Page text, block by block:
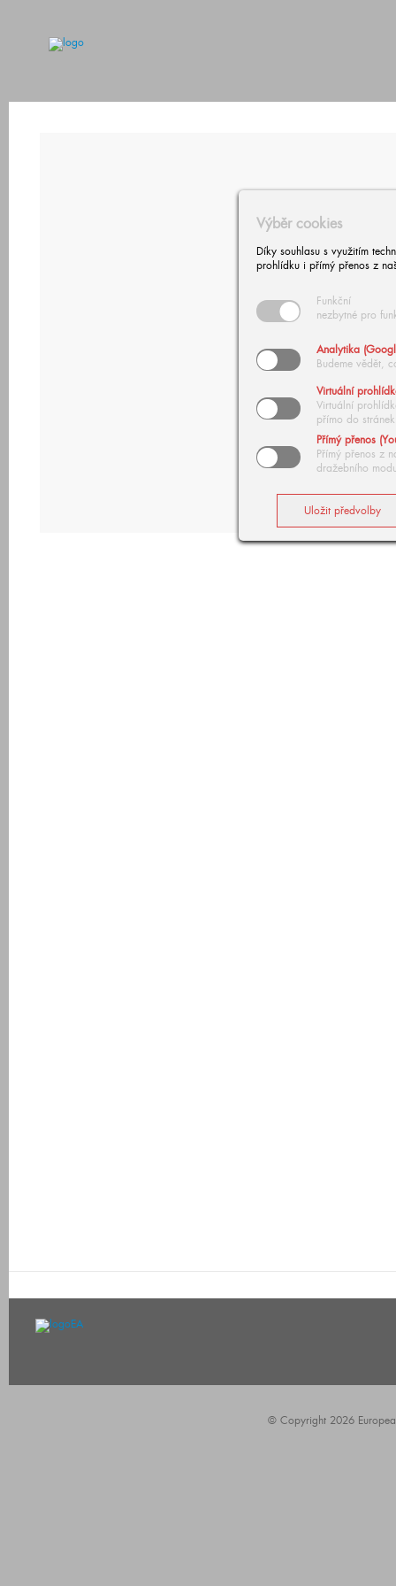
Výběr cookies
Díky souhlasu s využitím
prohlídku i přímý přenos z
Funkční
nezbytné pro
Analytika
Budeme vědět,
Virtuální
Virtuální
přímo do stránek
Přímý přenos
Přímý přenos z
dražebního
© Copyright 2026